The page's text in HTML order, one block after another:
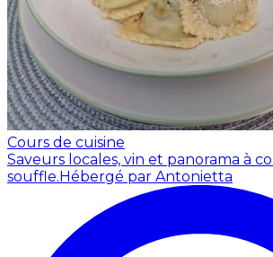
Cours de cuisine
Saveurs locales, vin et panorama à
souffle. Hébergé par Antonietta